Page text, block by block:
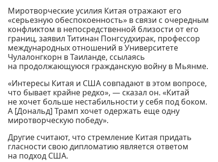
Миротворческие усилия Китая отражают его
«серьезную обеспокоенность» в связи с очередным
конфликтом в непосредственной близости от его
границ, заявил Титинан Понгсудхирак, профессор
международных отношений в Университете
Чулалонгкорн в Таиланде, ссылаясь
на продолжающуюся гражданскую войну в Мьянме.
«Интересы Китая и США совпадают в этом вопросе,
что бывает крайне редко», — сказал он. «Китай
не хочет больше нестабильности у себя под боком.
А [Дональд] Трамп хочет одержать еще одну
миротворческую победу».
Другие считают, что стремление Китая придать
гласности свою дипломатию является ответом
на подход США.